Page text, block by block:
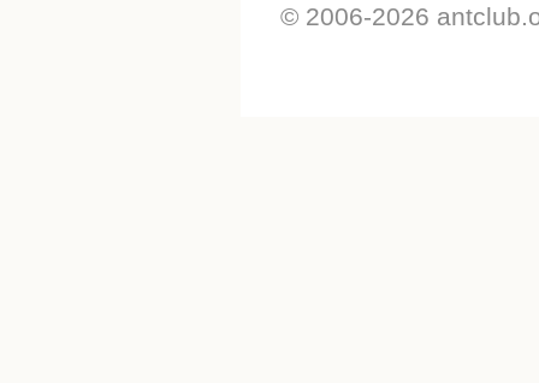
© 2006-2026